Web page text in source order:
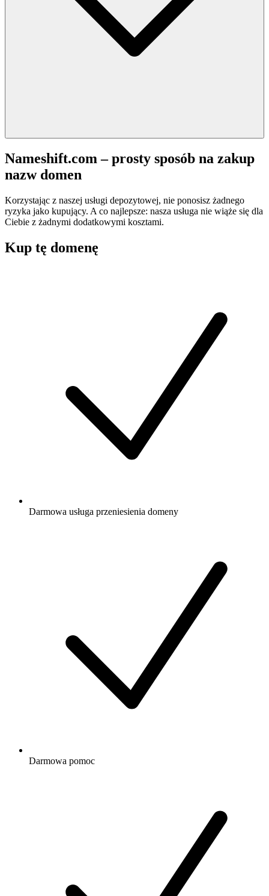
Nameshift.com – prosty sposób na zakup
nazw domen
Korzystając z naszej usługi depozytowej, nie ponosisz żadnego
ryzyka jako kupujący. A co najlepsze: nasza usługa nie wiąże się dla
Ciebie z żadnymi dodatkowymi kosztami.
Kup tę domenę
Darmowa usługa przeniesienia domeny
Darmowa pomoc